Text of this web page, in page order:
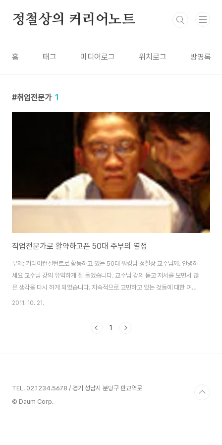
정철상의 커리어노트
홈 태그 미디어로그 위치로그 방명록
취업전문가 1
직업전문가로 활약하고픈 50대 주부의 열정
부제: 커리어컨설턴트로 활동하고 있는 50대 워킹맘 정철상 교수님께. 안녕하
세요 교수님 강의 유익하게 잘 들었습니다. 교수님 강의 듣고 저서를 보면서 많
은 생각을 다시 하게 되었습니다. 지속적으로 고민하고 있는 것들에 대한 여러
생각이 되었구요 달리는 기차를 세울 수 있었을까??? 인사가 늦었습니다. 전
성이었다가 다시 일터로 나온 지 이제 3년차가 되는, 어찌 보면 직업의 세계에
2011. 10. 21.
1
TEL. 02.1234.5678 / 경기 성남시 분당구 판교역로
© Daum Corp.